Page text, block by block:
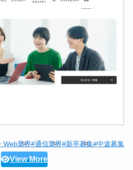
Web業界#通信業界#新卒募集#中途募集
View More